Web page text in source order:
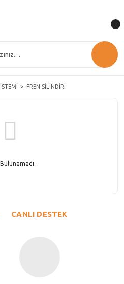
FREN SİLİNDİRİ
CANLI DESTEK